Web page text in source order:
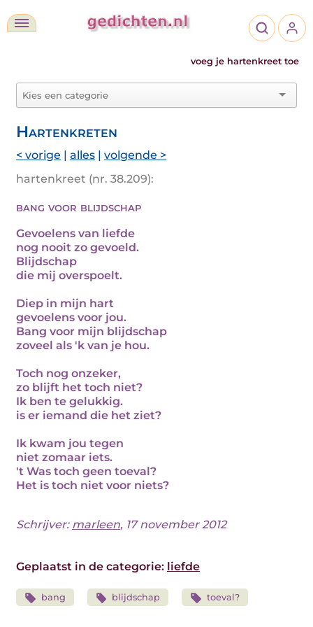
voeg je hartenkreet toe
Hartenkreten
< vorige | alles | volgende >
hartenkreet (nr. 38.209):
bang voor blijdschap
Gevoelens van liefde
nog nooit zo gevoeld.
Blijdschap
die mij overspoelt.
Diep in mijn hart
gevoelens voor jou.
Bang voor mijn blijdschap
zoveel als 'k van je hou.
Toch nog onzeker,
zo blijft het toch niet?
Ik ben te gelukkig.
is er iemand die het ziet?
Ik kwam jou tegen
niet zomaar iets.
't Was toch geen toeval?
Het is toch niet voor niets?
Schrijver: marleen, 17 november 2012
Geplaatst in de categorie: liefde
bang blijdschap toeval?